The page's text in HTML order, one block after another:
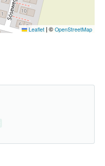
Leaflet |© OpenStreetMap